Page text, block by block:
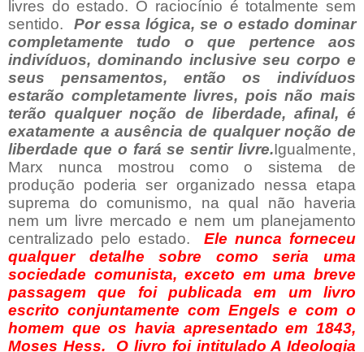
livres do estado. O raciocínio é totalmente sem
sentido.
Por essa lógica, se o estado dominar
completamente tudo o que pertence aos
indivíduos, dominando inclusive seu corpo e
seus pensamentos, então os indivíduos
estarão completamente livres, pois não mais
terão qualquer noção de liberdade, afinal, é
exatamente a ausência de qualquer noção de
liberdade que o fará se sentir livre.Igualmente,
Marx nunca mostrou como o sistema de
produção poderia ser organizado nessa etapa
suprema do comunismo, na qual não haveria
nem um livre mercado e nem um planejamento
centralizado pelo estado.
Ele nunca forneceu
qualquer detalhe sobre como seria uma
sociedade comunista, exceto em uma breve
passagem que foi publicada em um livro
escrito conjuntamente com Engels e com o
homem que os havia apresentado em 1843,
Moses Hess.
O livro foi intitulado A Ideologia